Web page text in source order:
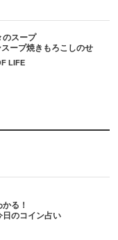
のスープ
ープ焼きもろこしのせ
LIFE
る！